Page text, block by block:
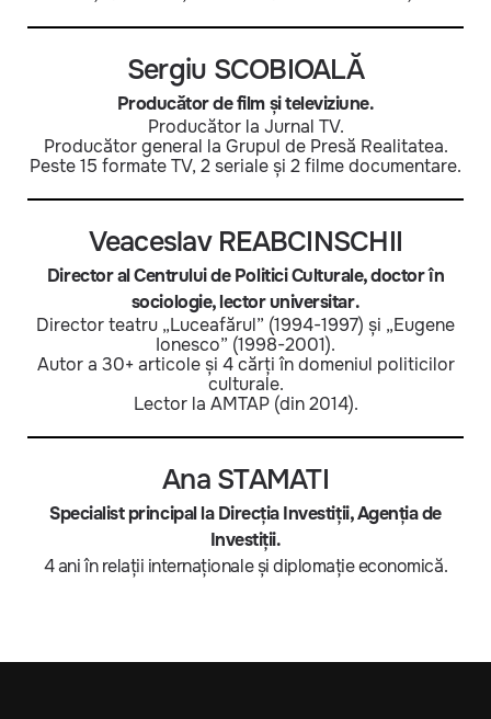
Sergiu SCOBIOALĂ
Producător de film și televiziune.
Producător la Jurnal TV.
Producător general la Grupul de Presă Realitatea.
Peste 15 formate TV, 2 seriale și 2 filme documentare.
Veaceslav REABCINSCHII
Director al Centrului de Politici Culturale, doctor în
sociologie, lector universitar.
Director teatru „Luceafărul” (1994-1997) și „Eugene
Ionesco” (1998-2001).
Autor a 30+ articole și 4 cărți în domeniul politicilor
culturale.
Lector la AMTAP (din 2014).
Ana STAMATI
Specialist principal la Direcția Investiții, Agenția de
Investiții.
4 ani în relații internaționale și diplomație economică.